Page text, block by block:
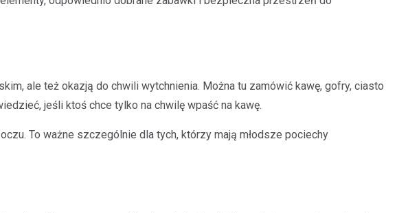
ale też okazją do chwili wytchnienia. Można tu zamówić kawę, gofry, ciasto
jeśli ktoś chce tylko na chwilę wpaść na kawę.
To ważne szczególnie dla tych, którzy mają młodsze pociechy